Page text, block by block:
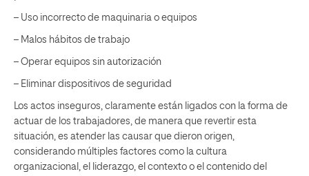
– Uso incorrecto de maquinaria o equipos
– Malos hábitos de trabajo
– Operar equipos sin autorización
– Eliminar dispositivos de seguridad
Los actos inseguros, claramente están ligados con la forma de
actuar de los trabajadores, de manera que revertir esta
situación, es atender las causar que dieron origen,
considerando múltiples factores como la cultura
organizacional, el liderazgo, el contexto o el contenido del